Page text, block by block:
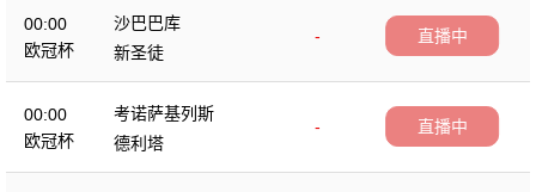
00:00
欧冠杯
沙巴巴库
-
新圣徒
直播中
00:00
欧冠杯
考诺萨基列斯
-
德利塔
直播中